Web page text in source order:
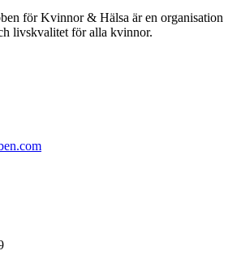
för Kvinnor & Hälsa är en organisation
livskvalitet för alla kvinnor.